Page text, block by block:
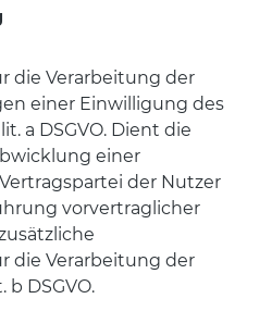
die Verarbeitung der
einer Einwilligung des
a DSGVO. Dient die
einer
der Nutzer
vorvertraglicher
die Verarbeitung der
b DSGVO.